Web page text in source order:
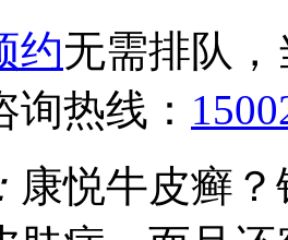
约无需排队
询热线：
康悦牛皮癣